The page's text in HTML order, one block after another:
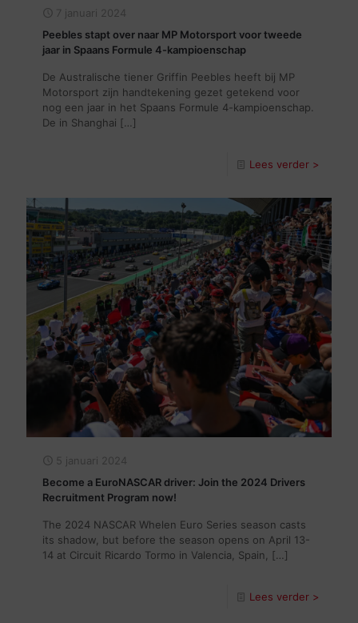
7 januari 2024
Peebles stapt over naar MP Motorsport voor tweede
jaar in Spaans Formule 4-kampioenschap
De Australische tiener Griffin Peebles heeft bij MP
Motorsport zijn handtekening gezet getekend voor
nog een jaar in het Spaans Formule 4-kampioenschap.
De in Shanghai […]
Lees verder >
5 januari 2024
Become a EuroNASCAR driver: Join the 2024 Drivers
Recruitment Program now!
The 2024 NASCAR Whelen Euro Series season casts
its shadow, but before the season opens on April 13-
14 at Circuit Ricardo Tormo in Valencia, Spain,
[…]
Lees verder >